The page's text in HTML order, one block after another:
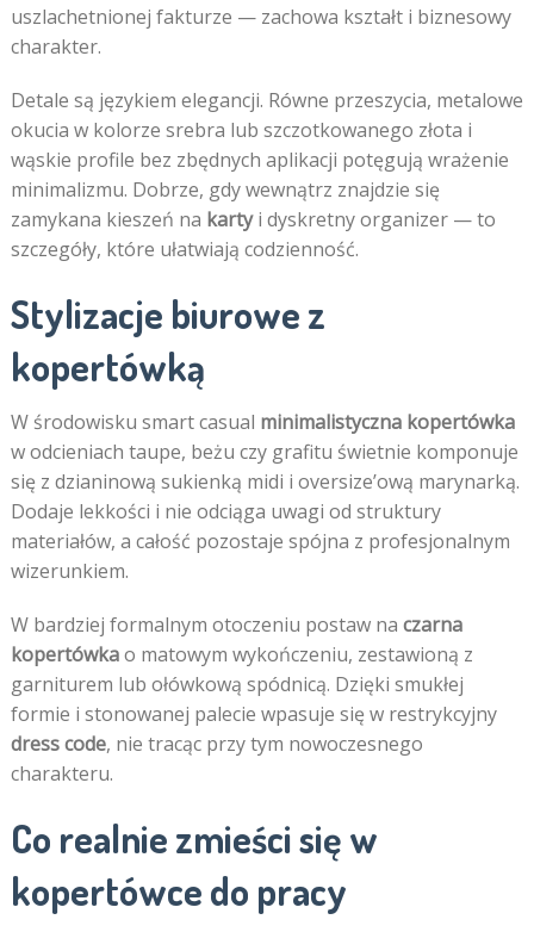
uszlachetnionej fakturze — zachowa kształt i biznesowy
charakter.
Detale są językiem elegancji. Równe przeszycia, metalowe
okucia w kolorze srebra lub szczotkowanego złota i
wąskie profile bez zbędnych aplikacji potęgują wrażenie
minimalizmu. Dobrze, gdy wewnątrz znajdzie się
zamykana kieszeń na kartyi dyskretny organizer — to
szczegóły, które ułatwiają codzienność.
Stylizacje biurowe z
kopertówką
W środowisku smart casual minimalistyczna kopertówka
w odcieniach taupe, beżu czy grafitu świetnie komponuje
się z dzianinową sukienką midi i oversize’ową marynarką.
Dodaje lekkości i nie odciąga uwagi od struktury
materiałów, a całość pozostaje spójna z profesjonalnym
wizerunkiem.
W bardziej formalnym otoczeniu postaw na czarna
kopertówkao matowym wykończeniu, zestawioną z
garniturem lub ołówkową spódnicą. Dzięki smukłej
formie i stonowanej palecie wpasuje się w restrykcyjny
dress code, nie tracąc przy tym nowoczesnego
charakteru.
Co realnie zmieści się w
kopertówce do pracy